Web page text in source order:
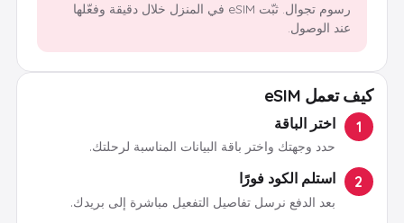
رسوم تجوال. ثبّت eSIM في المنزل خلال دقيقة وفعّلها
عند الوصول.
كيف تعمل eSIM
1 اختر الباقة
حدد وجهتك واختر باقة البيانات المناسبة لرحلتك.
2 استلم الكود فورًا
بعد الدفع نرسل تفاصيل التفعيل مباشرة إلى بريدك.